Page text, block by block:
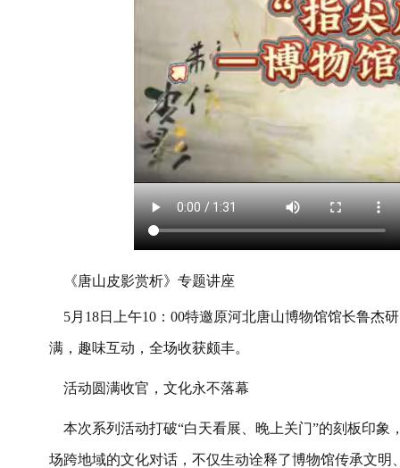
《唐山皮影赏析》专题讲座
5月 18日上午10 ： 00特邀原河北唐山博物馆馆长鲁杰
满，趣味互动，全场收获颇丰。
活动圆满收官，文化永不落幕
本次系列活动打破“白天看展、晚上关门”的刻板印象
场跨地域的文化对话，不仅生动诠释了博物馆传承文